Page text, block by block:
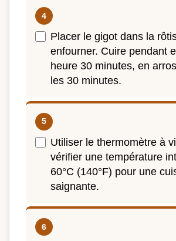
Placer le gigot dans la
enfourner. Cuire pendant
heure 30 minutes, en
les 30 minutes.
Utiliser le thermomètre à
vérifier une température
60°C (140°F) pour une
saignante.